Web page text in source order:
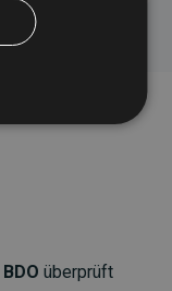
BDO überprüft